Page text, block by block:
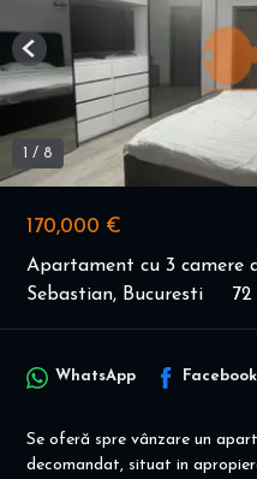
170,000 €
Apartament cu 3 camere
Sebastian, Bucuresti
/ 8
Previous
WhatsApp Facebook
Se oferă spre vânzare un
decomandat, situat in